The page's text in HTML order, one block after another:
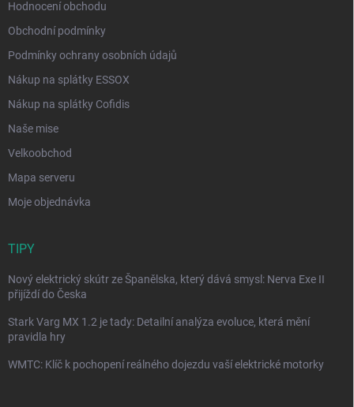
Hodnocení obchodu
Obchodní podmínky
Podmínky ochrany osobních údajů
Nákup na splátky ESSOX
Nákup na splátky Cofidis
Naše mise
Velkoobchod
Mapa serveru
Moje objednávka
TIPY
Nový elektrický skútr ze Španělska, který dává smysl: Nerva Exe II
přijíždí do Česka
Stark Varg MX 1.2 je tady: Detailní analýza evoluce, která mění
pravidla hry
WMTC: Klíč k pochopení reálného dojezdu vaší elektrické motorky